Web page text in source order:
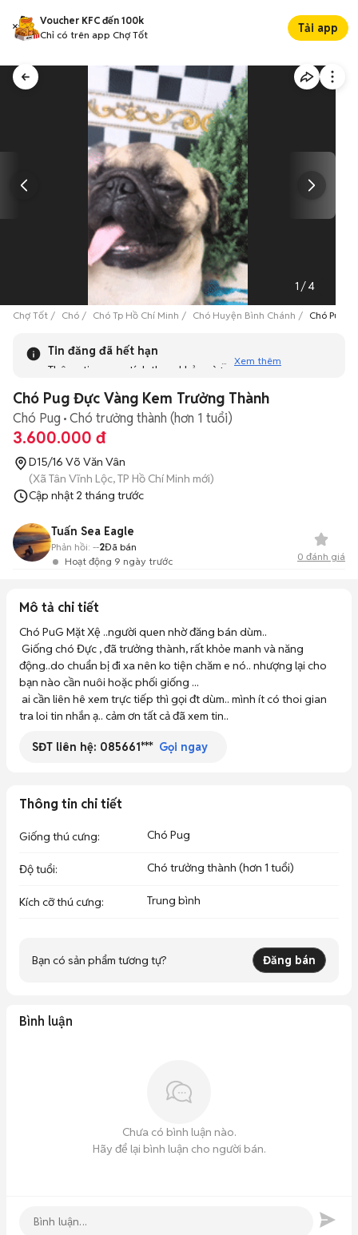
Voucher KFC đến 100k
Chỉ có trên app Chợ Tốt
Tải app
1 /4
Chợ Tốt Chó Chó Tp Hồ Chí Minh Chó Huyện Bình Chánh Chó Pug
Tin đăng đã hết hạn
Thông tin mang tính tham khảo và bạn không thể liên hệ
tương tự khác dưới đây nhé!
Xem thêm
Chó Pug Đực Vàng Kem Trưởng Thành
Chó Pug Chó trưởng thành (hơn 1 tuổi)
3.600.000 đ
D15/16 Võ Văn Vân
(Xã Tân Vĩnh Lộc, TP Hồ Chí Minh mới)
Cập nhật 2 tháng trước
Tuấn Sea Eagle
Hoạt động 9 ngày trước
Phản hồi: --2Đã bán
0 đánh giá
Mô tả chi tiết
Chó PuG Mặt Xệ ..người quen nhờ đăng bán dùm..
động..do chuẩn bị đi xa nên ko tiện chăm e nó.. nhượng lại cho
bạn nào cần nuôi hoặc phối giống ...
tra loi tin nhắn ạ.. cảm ơn tất cả đã xem tin..
SĐT liên hệ: 085661*** Gọi ngay
Thông tin chi tiết
Giống thú cưng: Chó Pug
Độ tuổi: Chó trưởng thành (hơn 1 tuổi)
Kích cỡ thú cưng: Trung bình
Bạn có sản phẩm tương tự? Đăng bán
Bình luận
Chưa có bình luận nào.
Hãy để lại bình luận cho người bán.